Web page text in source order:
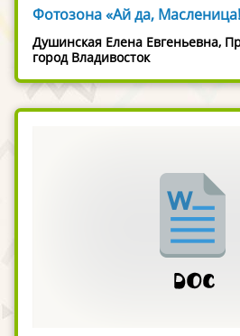
Фотозона «Ай да,
Душинская Елена Евгеньевна,
город Владивосток